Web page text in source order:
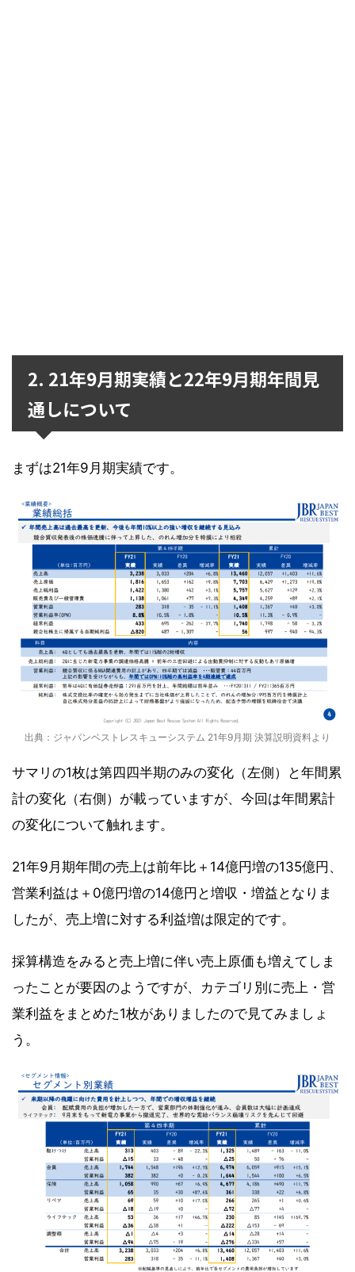
2. 21年9月期実績と22年9月期年間見
通しについて
まずは21年9月期実績です。
出典：ジャパンベストレスキューシステム 21年9月期 決算説明資料より
サマリの1枚は第四四半期のみの変化（左側）と年間累
計の変化（右側）が載っていますが、今回は年間累計
の変化について触れます。
21年9月期年間の売上は前年比＋14億円増の135億円、
営業利益は＋0億円増の14億円と増収・増益となりま
したが、売上増に対する利益増は限定的です。
採算構造をみると売上増に伴い売上原価も増えてしま
ったことが要因のようですが、カテゴリ別に売上・営
業利益をまとめた1枚がありましたので見てみましょ
う。